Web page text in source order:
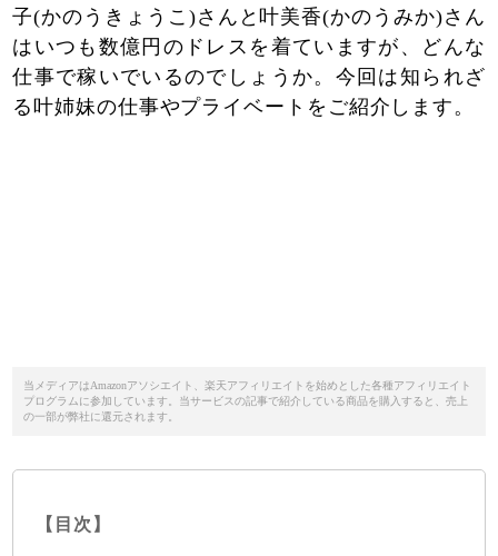
子(かのうきょうこ)さんと叶美香(かのうみか)さん
はいつも数億円のドレスを着ていますが、どんな
仕事で稼いでいるのでしょうか。今回は知られざ
る叶姉妹の仕事やプライベートをご紹介します。
当メディアはAmazonアソシエイト、楽天アフィリエイトを始めとした各種アフィリエイト
プログラムに参加しています。当サービスの記事で紹介している商品を購入すると、売上
の一部が弊社に還元されます。
【目次】